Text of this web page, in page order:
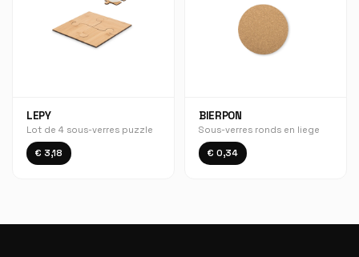
LEPY
Lot de 4 sous-verres puzzle
€ 3,18
BIERPON
Sous-verres ronds en liege
€ 0,34